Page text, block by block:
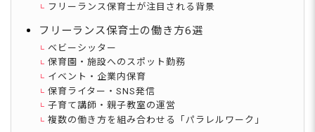
フリーランス保育士が注目される背景
フリーランス保育士の働き方6選
ベビーシッター
保育園・施設へのスポット勤務
イベント・企業内保育
保育ライター・SNS発信
子育て講師・親子教室の運営
複数の働き方を組み合わせる「パラレルワーク」